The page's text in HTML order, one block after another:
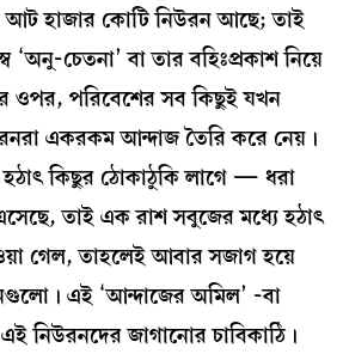
আট হাজার কোটি নিউরন আছে; তাই
‘অনু-চেতনা’ বা তার বহিঃপ্রকাশ নিয়ে
ওপর, পরিবেশের সব কিছুই যখন
একরকম আন্দাজ তৈরি করে নেয়।
কিছুর ঠোকাঠুকি লাগে — ধরা
তাই এক রাশ সবুজের মধ্যে হঠাৎ
গেল, তাহলেই আবার সজাগ হয়ে
এই ‘আন্দাজের অমিল’ -বা
নিউরনদের জাগানোর চাবিকাঠি।